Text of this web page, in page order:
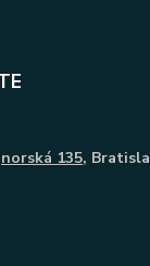
135,